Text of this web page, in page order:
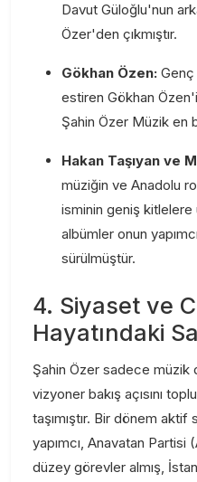
Davut Güloğlu'nun
Özer'den çıkmıştır.
Gökhan Özen: Genç
estiren Gökhan
Şahin Özer Müzik en
Hakan Taşıyan ve
müziğin ve Anadolu
isminin geniş kitlelere
albümler onun
sürülmüştür.
4. Siyaset ve
Hayatındaki
Şahin Özer sadece müzik
vizyoner bakış açısını
taşımıştır. Bir dönem
yapımcı, Anavatan
düzey görevler almış,